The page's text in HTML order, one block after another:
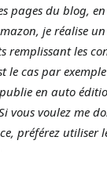
pages du blog,
je réalise
remplissant les
le cas par
en auto
vous voulez me
préférez utiliser